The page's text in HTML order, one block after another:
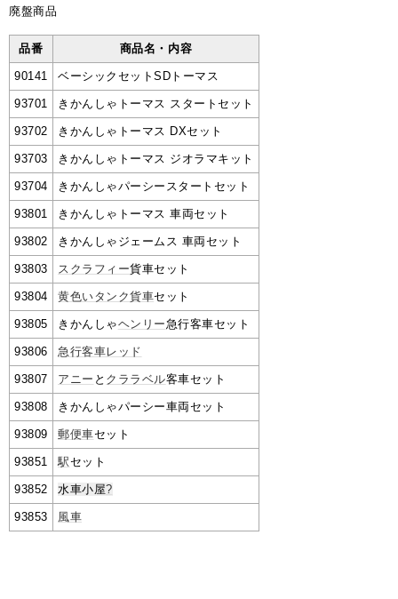
廃盤商品
品番 商品名・内容
90141 ベーシックセットSDトーマス
93701 きかんしゃトーマス スタートセット
93702 きかんしゃトーマス DXセット
93703 きかんしゃトーマス ジオラマキット
93704 きかんしゃパーシースタートセット
93801 きかんしゃトーマス 車両セット
93802 きかんしゃジェームス 車両セット
93803 スクラフィー貨車セット
93804 黄色いタンク貨車セット
93805 きかんしゃヘンリー急行客車セット
93806 急行客車レッド
93807 アニー と クララベル客車セット
93808 きかんしゃパーシー車両セット
93809 郵便車セット
93851 駅 セット
93852 水車小屋?
93853 風車